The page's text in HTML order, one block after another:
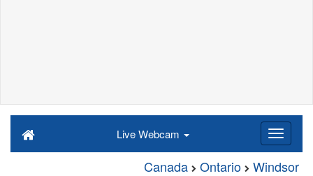
Live Webcam
Canada Ontario Windsor